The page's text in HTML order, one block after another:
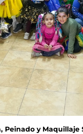
Peinado y